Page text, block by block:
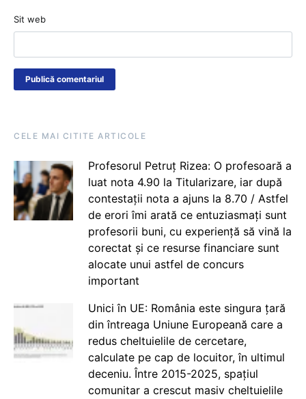
Sit web
CELE MAI CITITE ARTICOLE
Profesorul Petruț Rizea: O profesoară a
luat nota 4.90 la Titularizare, iar după
contestații nota a ajuns la 8.70 / Astfel
de erori îmi arată ce entuziasmați sunt
profesorii buni, cu experiență să vină la
corectat și ce resurse financiare sunt
alocate unui astfel de concurs
important
Unici în UE: România este singura țară
din întreaga Uniune Europeană care a
redus cheltuielile de cercetare,
calculate pe cap de locuitor, în ultimul
deceniu. Între 2015-2025, spațiul
comunitar a crescut masiv cheltuielile